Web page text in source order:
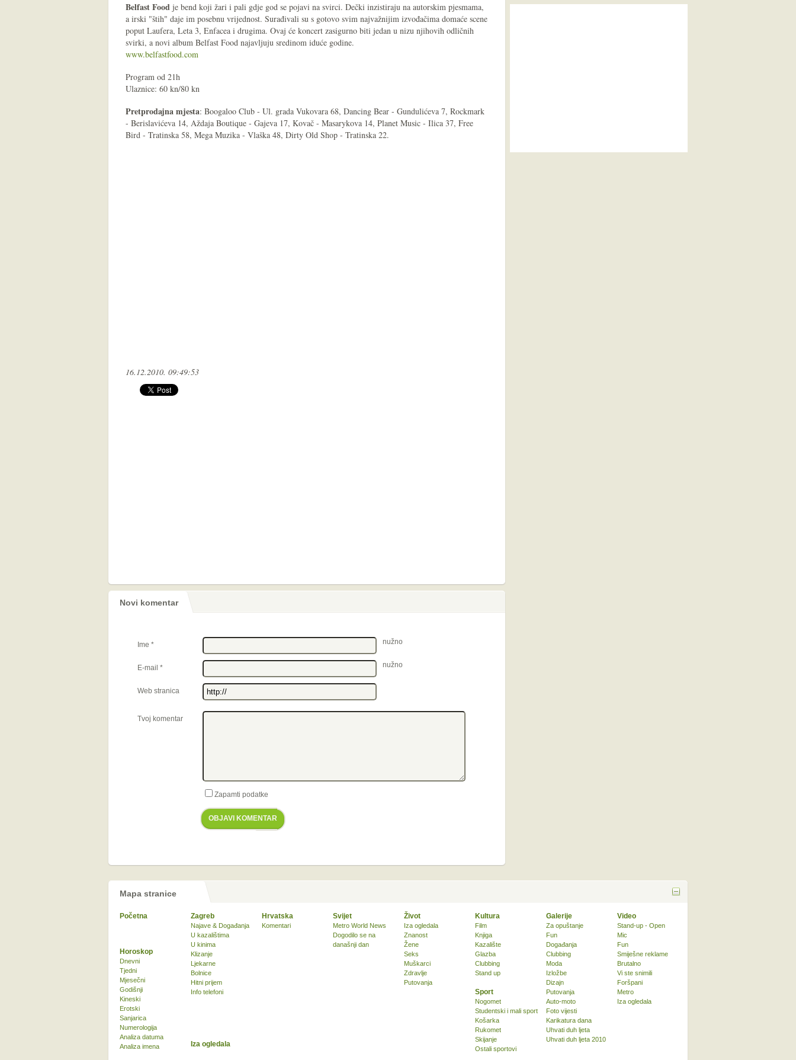
Belfast Food je bend koji žari i pali gdje god se pojavi na svirci. Dečki inzistiraju na autorskim pjesmama,
a irski "štih" daje im posebnu vrijednost. Surađivali su s gotovo svim najvažnijim izvođačima domaće scene
poput Laufera, Leta 3, Enfacea i drugima. Ovaj će koncert zasigurno biti jedan u nizu njihovih odličnih
svirki, a novi album Belfast Food najavljuju sredinom iduće godine.
www.belfastfood.com
Program od 21h
Ulaznice: 60 kn/80 kn
Pretprodajna mjesta: Boogaloo Club - Ul. grada Vukovara 68, Dancing Bear - Gundulićeva 7, Rockmark
- Berislavićeva 14, Aždaja Boutique - Gajeva 17, Kovač - Masarykova 14, Planet Music - Ilica 37, Free
Bird - Tratinska 58, Mega Muzika - Vlaška 48, Dirty Old Shop - Tratinska 22.
16.12.2010. 09:49:53
Novi komentar
Ime * nužno
E-mail * nužno
Web stranica
Tvoj komentar
Zapamti podatke
OBJAVI KOMENTAR
Mapa stranice
Početna Zagreb
Najave & Događanja
U kazalištima
U kinima
Klizanje
Ljekarne
Bolnice
Hitni prijem
Info telefoni
Hrvatska
Komentari
Svijet
Metro World News
Dogodilo se na
današnji dan
Život
Iza ogledala
Znanost
Žene
Seks
Muškarci
Zdravlje
Putovanja
Kultura
Film
Knjiga
Kazalište
Glazba
Clubbing
Stand up
Sport
Nogomet
Studentski i mali sport
Košarka
Rukomet
Skijanje
Ostali sportovi
Horoskop
Dnevni
Tjedni
Mjesečni
Godišnji
Kineski
Erotski
Sanjarica
Numerologija
Analiza datuma
Analiza imena
Iza ogledala
Galerije
Za opuštanje
Fun
Događanja
Clubbing
Moda
Izložbe
Dizajn
Putovanja
Auto-moto
Foto vijesti
Karikatura dana
Uhvati duh ljeta
Uhvati duh ljeta 2010
Video
Stand-up - Open
Mic
Fun
Smiješne reklame
Brutalno
Vi ste snimili
Foršpani
Metro
Iza ogledala